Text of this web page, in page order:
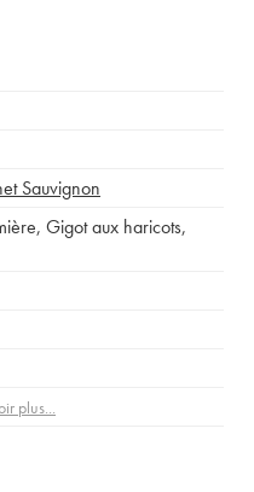
Sauvignon
, Gigot aux haricots,
plus...